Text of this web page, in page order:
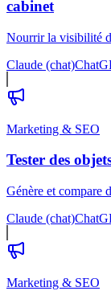
cabinet
Nourrir la visibilité
Claude (chat)
Marketing & SEO
Tester des
Génère et compare
Claude (chat)
Marketing & SEO